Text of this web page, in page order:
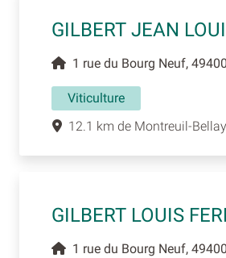
GILBERT JEAN
1 rue du Bourg Neuf,
Viticulture
12.1 km de Montreuil-Bellay
GILBERT LOUIS
1 rue du Bourg Neuf,